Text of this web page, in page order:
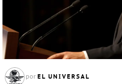
por EL UNIVERSAL